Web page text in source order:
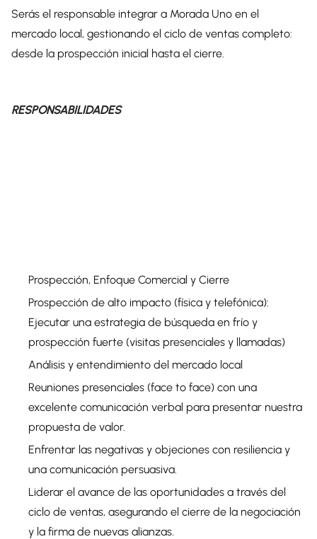
Serás el responsable integrar a Morada Uno en el
mercado local, gestionando el ciclo de ventas completo:
desde la prospección inicial hasta el cierre.
RESPONSABILIDADES
Prospección, Enfoque Comercial y Cierre
Prospección de alto impacto (física y telefónica):
Ejecutar una estrategia de búsqueda en frío y
prospección fuerte (visitas presenciales y llamadas)
Análisis y entendimiento del mercado local
Reuniones presenciales (face to face) con una
excelente comunicación verbal para presentar nuestra
propuesta de valor.
Enfrentar las negativas y objeciones con resiliencia y
una comunicación persuasiva.
Liderar el avance de las oportunidades a través del
ciclo de ventas, asegurando el cierre de la negociación
y la firma de nuevas alianzas.